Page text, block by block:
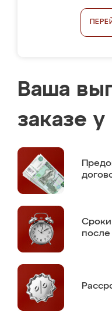
Ваша
заказе у
Сроки
после